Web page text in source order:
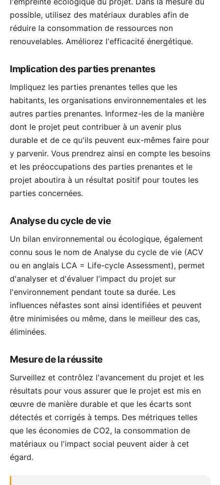
possible, utilisez des matériaux durables afin de
réduire la consommation de ressources non
renouvelables. Améliorez l'efficacité énergétique.
Implication des parties prenantes
Impliquez les parties prenantes telles que les
habitants, les organisations environnementales et les
autres parties prenantes. Informez-les de la manière
dont le projet peut contribuer à un avenir plus
durable et de ce qu'ils peuvent eux-mêmes faire pour
y parvenir. Vous prendrez ainsi en compte les besoins
et les préoccupations des parties prenantes et le
projet aboutira à un résultat positif pour toutes les
parties concernées.
Analyse du cycle de vie
Un bilan environnemental ou écologique, également
connu sous le nom de Analyse du cycle de vie (ACV
ou en anglais LCA = Life-cycle Assessment), permet
d'analyser et d'évaluer l'impact du projet sur
l'environnement pendant toute sa durée. Les
influences néfastes sont ainsi identifiées et peuvent
être minimisées ou même, dans le meilleur des cas,
éliminées.
Mesure de la réussite
Surveillez et contrôlez l'avancement du projet et les
résultats pour vous assurer que le projet est mis en
œuvre de manière durable et que les écarts sont
détectés et corrigés à temps. Des métriques telles
que les économies de CO2, la consommation de
matériaux ou l'impact social peuvent aider à cet
égard.